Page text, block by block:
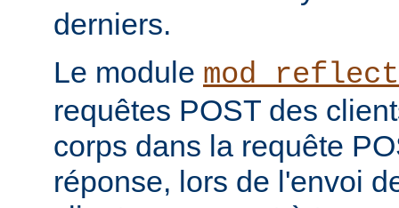
derniers.
Le module
requêtes POST des
corps dans la requête
réponse, lors de l'envoi